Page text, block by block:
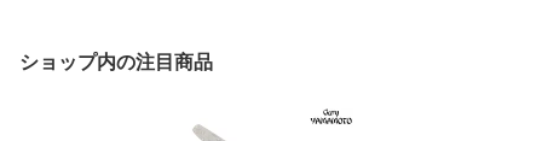
ショップ内の注目商品